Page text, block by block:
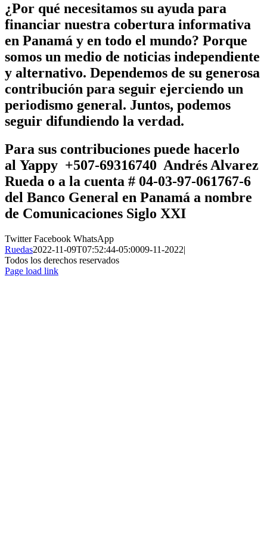
¿Por qué necesitamos su ayuda para
financiar nuestra cobertura informativa
en Panamá y en todo el mundo? Porque
somos un medio de noticias independiente
y alternativo. Dependemos de su generosa
contribución para seguir ejerciendo un
periodismo general. Juntos, podemos
seguir difundiendo la verdad.
Para sus contribuciones puede hacerlo
al Yappy +507-69316740 Andrés Alvarez
Rueda o a la cuenta # 04-03-97-061767-6
del Banco General en Panamá a nombre
de Comunicaciones Siglo XXI
TwitterFacebook WhatsApp
Ruedas2022-11-09T07:52:44-05:0009-11-2022|
Todos los derechos reservados
Page load link